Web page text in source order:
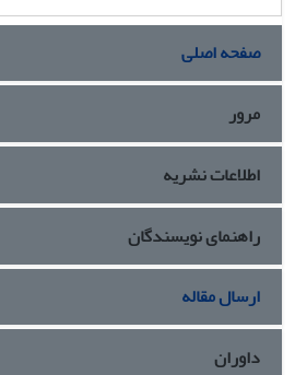
صفحه اصلی
مرور
اطلاعات نشریه
راهنمای نویسندگان
ارسال مقاله
داوران